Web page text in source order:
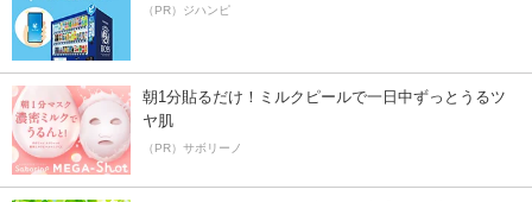
（PR）ジハンピ
朝1分貼るだけ！ミルクピールで一日中ずっとうるツ
ヤ肌
（PR）サボリーノ